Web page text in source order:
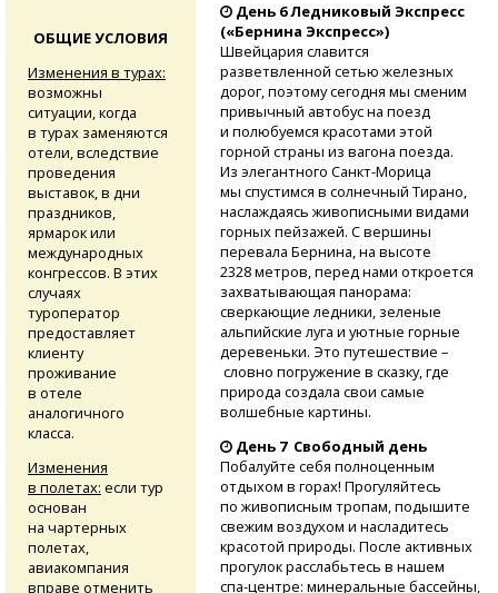
День 6 Ледниковый Экспресс
(«Бернина Экспресс»)
Швейцария славится
разветвленной сетью железных
дорог, поэтому сегодня мы сменим
привычный автобус на поезд
и полюбуемся красотами этой
горной страны из вагона поезда.
Из элегантного Санкт-Морица
мы спустимся в солнечный Тирано,
наслаждаясь живописными видами
горных пейзажей. С вершины
перевала Бернина, на высоте
2328 метров, перед нами откроется
захватывающая панорама:
сверкающие ледники, зеленые
альпийские луга и уютные горные
деревеньки. Это путешествие –
словно погружение в сказку, где
природа создала свои самые
волшебные картины.
День 7 Свободный день
Побалуйте себя полноценным
отдыхом в горах! Прогуляйтесь
по живописным тропам, подышите
свежим воздухом и насладитесь
красотой природы. После активных
прогулок расслабьтесь в нашем
спа-центре: минеральные бассейны,
ОБЩИЕ УСЛОВИЯ
Изменения в турах:
возможны
ситуации, когда
в турах заменяются
отели, вследствие
проведения
выставок, в дни
праздников,
ярмарок или
международных
конгрессов. В этих
случаях
туроператор
предоставляет
клиенту
проживание
в отеле
аналогичного
класса.
Изменения
в полетах: если тур
основан
на чартерных
полетах,
авиакомпания
вправе отменить